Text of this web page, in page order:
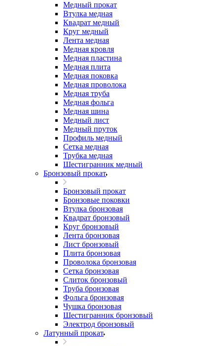
Медный прокат
Втулка медная
Квадрат медный
Круг медный
Лента медная
Медная кровля
Медная пластина
Медная плита
Медная поковка
Медная проволока
Медная труба
Медная фольга
Медная шина
Медный лист
Медный пруток
Профиль медный
Сетка медная
Трубка медная
Шестигранник медный
Бронзовый прокат
Бронзовый прокат
Бронзовые поковки
Втулка бронзовая
Квадрат бронзовый
Круг бронзовый
Лента бронзовая
Лист бронзовый
Плита бронзовая
Проволока бронзовая
Сетка бронзовая
Слиток бронзовый
Труба бронзовая
Фольга бронзовая
Чушка бронзовая
Шестигранник бронзовый
Электрод бронзовый
Латунный прокат